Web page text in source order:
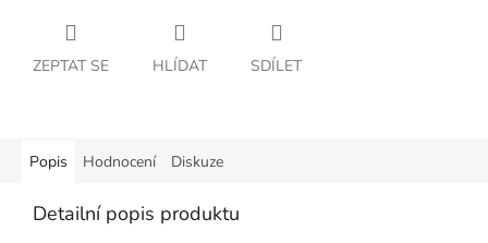
ZEPTAT SE HLÍDAT SDÍLET
Popis Hodnocení Diskuze
Detailní popis produktu